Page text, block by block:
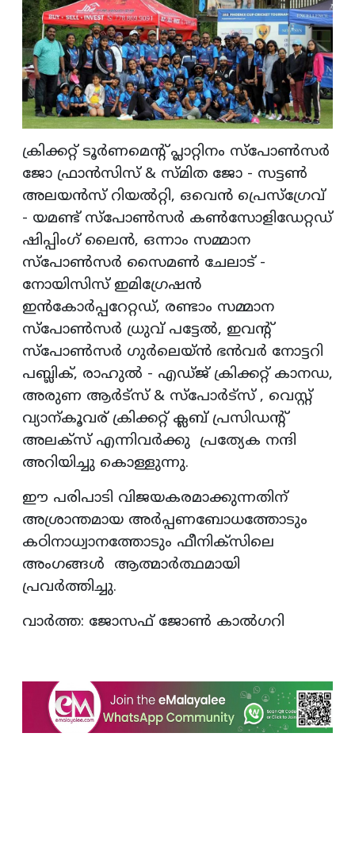
ക്രിക്കറ്റ് ടൂർണമെന്റ് പ്ലാറ്റിനം സ്പോൺസർ
ജോ ഫ്രാൻസിസ് & സ്മിത ജോ - സട്ടൺ
അലയൻസ് റിയൽറ്റി, ഒവെൻ പ്രെസ്ഗ്രേവ്
- യമണ്ട് സ്പോൺസർ കൺസോളിഡേറ്റഡ്
ഷിപ്പിംഗ് ലൈൻ, ഒന്നാം സമ്മാന
സ്പോൺസർ സൈമൺ ചേലാട് -
നോയിസിസ് ഇമിഗ്രേഷൻ
ഇൻകോർപ്പറേറ്റഡ്, രണ്ടാം സമ്മാന
സ്പോൺസർ ധ്രുവ് പട്ടേൽ, ഇവന്റ്
സ്പോൺസർ ഗുർലെയ്ൻ ഭൻവർ നോട്ടറി
പബ്ലിക്, രാഹുൽ - എഡ്ജ് ക്രിക്കറ്റ് കാനഡ,
അരുണ ആർട്സ് & സ്പോർട്സ് , വെസ്റ്റ്
വ്യാന്കൂവര് ക്രിക്കറ്റ് ക്ലബ് പ്രസിഡന്റ്
അലക്സ് എന്നിവർക്കു പ്രത്യേക നന്ദി
അറിയിച്ചു കൊള്ളുന്നു.
ഈ പരിപാടി വിജയകരമാക്കുന്നതിന്
അശ്രാന്തമായ അർപ്പണബോധത്തോടും
കഠിനാധ്വാനത്തോടും ഫീനിക്സിലെ
അംഗങ്ങൾ ആത്മാർത്ഥമായി
പ്രവർത്തിച്ചു.
വാർത്ത: ജോസഫ് ജോൺ കാൽഗറി